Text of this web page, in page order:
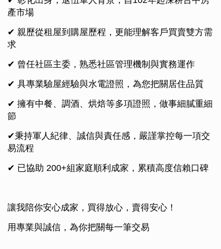
產市場
✔ 親歷從租屋到購屋歷程，更能理解客戶買賣雙方需
求
✔ 曾任社區主委，熟悉社區管理機制與實務運作
✔ 具專業驗屋經驗與水電證照，為您把關居住品質
✔ 擁有中餐、調酒、烘焙等多項證照，做事細膩重細
節
✔秉持軍人紀律、誠信與責任感，嚴謹掌控每一項交
易流程
✔ 已協助 200+組家庭順利成家，累積高度信賴口碑
讓我陪你安心成家，買得放心，賣得安心！
用專業與誠信，為你把關每一筆交易